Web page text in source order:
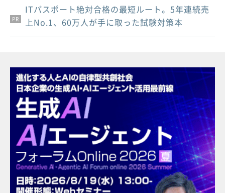
PR
PR
PR
ITパスポート絶対合格の最短ルート。5年連続売
上No.1、60万人が手に取った試験対策本